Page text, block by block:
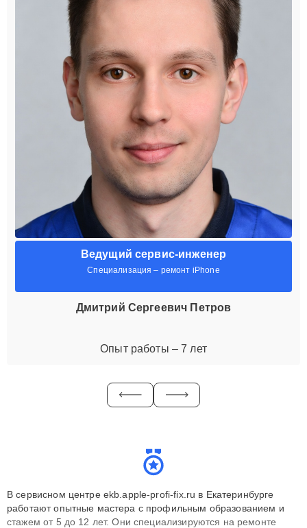
Ведущий сервис-инженер
Специализация – ремонт iPhone
Дмитрий Сергеевич Петров
Опыт работы – 7 лет
В сервисном центре ekb.apple-profi-fix.ru в Екатеринбурге
работают опытные мастера с профильным образованием и
стажем от 5 до 12 лет. Они специализируются на ремонте